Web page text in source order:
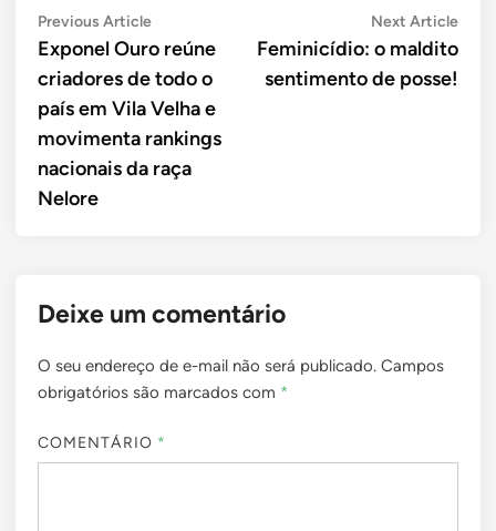
Navegação
de
Post
Previous ArticlePrevious
article:
Exponel Ouro reúne
criadores de todo o
país em Vila Velha e
movimenta rankings
nacionais da raça
Nelore
Next ArticleNext
Feminicídio: o maldito
sentimento de posse!
Deixe um comentário
O seu endereço de e-mail não será publicado. Campos
obrigatórios são marcados com *
COMENTÁRIO *